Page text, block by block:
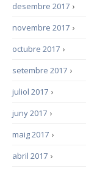
›
desembre 2017
›
novembre 2017
›
octubre 2017
›
setembre 2017
›
juliol 2017
›
juny 2017
›
maig 2017
›
abril 2017